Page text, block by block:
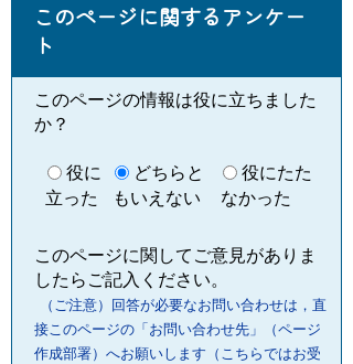
このページに関するアンケー
ト
このページの情報は役に立ちました
か？
役に
立った
どちらと
もいえない
役にたた
なかった
このページに関してご意見がありま
したらご記入ください。
（ご注意）回答が必要なお問い合わせは，直
接このページの「お問い合わせ先」（ページ
作成部署）へお願いします（こちらではお受